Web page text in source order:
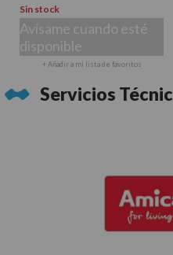
Sin stock
Avísame cuando esté
disponible
+ Añadir a mi lista de favoritos
Servicios